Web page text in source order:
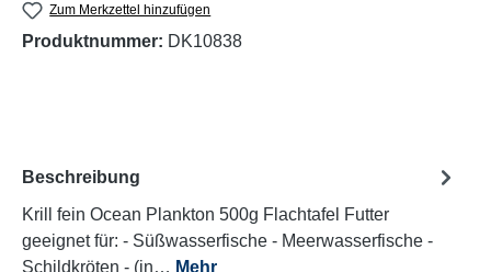
Zum Merkzettel hinzufügen
Produktnummer: DK10838
Beschreibung
Krill fein Ocean Plankton 500g Flachtafel Futter
geeignet für: - Süßwasserfische - Meerwasserfische -
Schildkröten - (in… Mehr